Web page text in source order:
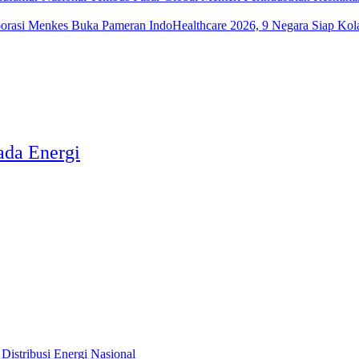
Menkes Buka Pameran IndoHealthcare 2026, 9 Negara Siap
Energi